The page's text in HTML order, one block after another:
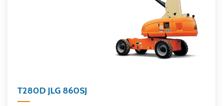
T280D JLG 860SJ